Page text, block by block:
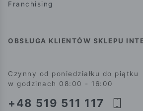
Franchising
OBSŁUGA KLIENTÓW SKLEPU
Czynny od poniedziałku do piątku
w godzinach 08:00 - 16:00
+48 519 511 117